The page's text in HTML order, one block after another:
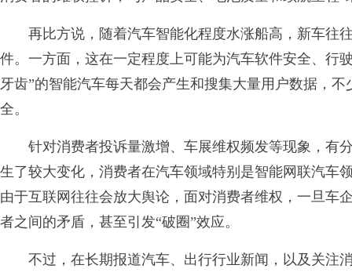
再比方说，随着汽车智能化程度水涨船高，新车往
件。一方面，这在一定程度上可能为汽车软件安全、行
牙齿”的智能汽车每天都会产生和搜集大量用户数据，
全。
针对消费者投诉量激增、车展维权频发等现象，有
生了较大变化，消费者在汽车领域特别是智能网联汽车
由于互联网往往会放大舆论，面对消费者维权，一旦车
者之间的矛盾，甚至引发“破圈”效应。
不过，在长期报道汽车、出行行业新闻，以及关注